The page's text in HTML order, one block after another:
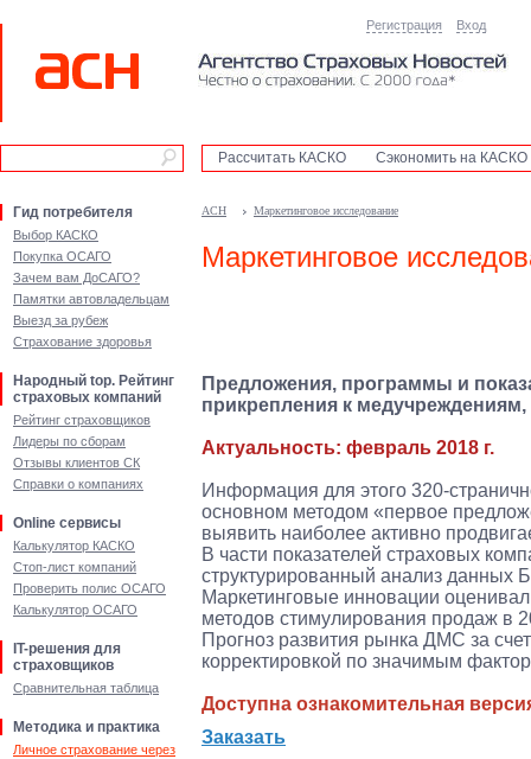
Вход
Регистрация
Рассчитать КАСКО Сэкономить на КАСКО
Гид потребителя
Выбор КАСКО
Покупка ОСАГО
Зачем вам ДоСАГО?
Памятки автовладельцам
Выезд за рубеж
Страхование здоровья
Народный top. Рейтинг
страховых компаний
Рейтинг страховщиков
Лидеры по сборам
Отзывы клиентов СК
Справки о компаниях
Online сервисы
Калькулятор КАСКО
Стоп-лист компаний
Проверить полис ОСАГО
Калькулятор ОСАГО
IT-решения для
страховщиков
Сравнительная таблица
Методика и практика
Личное страхование через
АСН Маркетинговое исследование
Маркетинговое
Предложения, программы и
прикрепления к
Актуальность: февраль 2018 г.
Информация для этого 320-
основном методом «первое
выявить наиболее активно
В части показателей страховых
структурированный анализ данных
Маркетинговые инновации
методов стимулирования продаж в
Прогноз развития рынка ДМС за
корректировкой по значимым
Доступна ознакомительная
Заказать